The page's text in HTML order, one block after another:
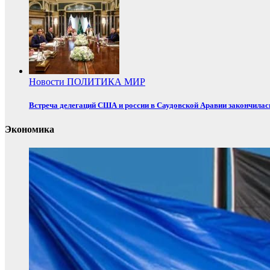
Новости ПОЛИТИКА МИР
Встреча делегаций США и россии в Саудовской Аравии
Экономика